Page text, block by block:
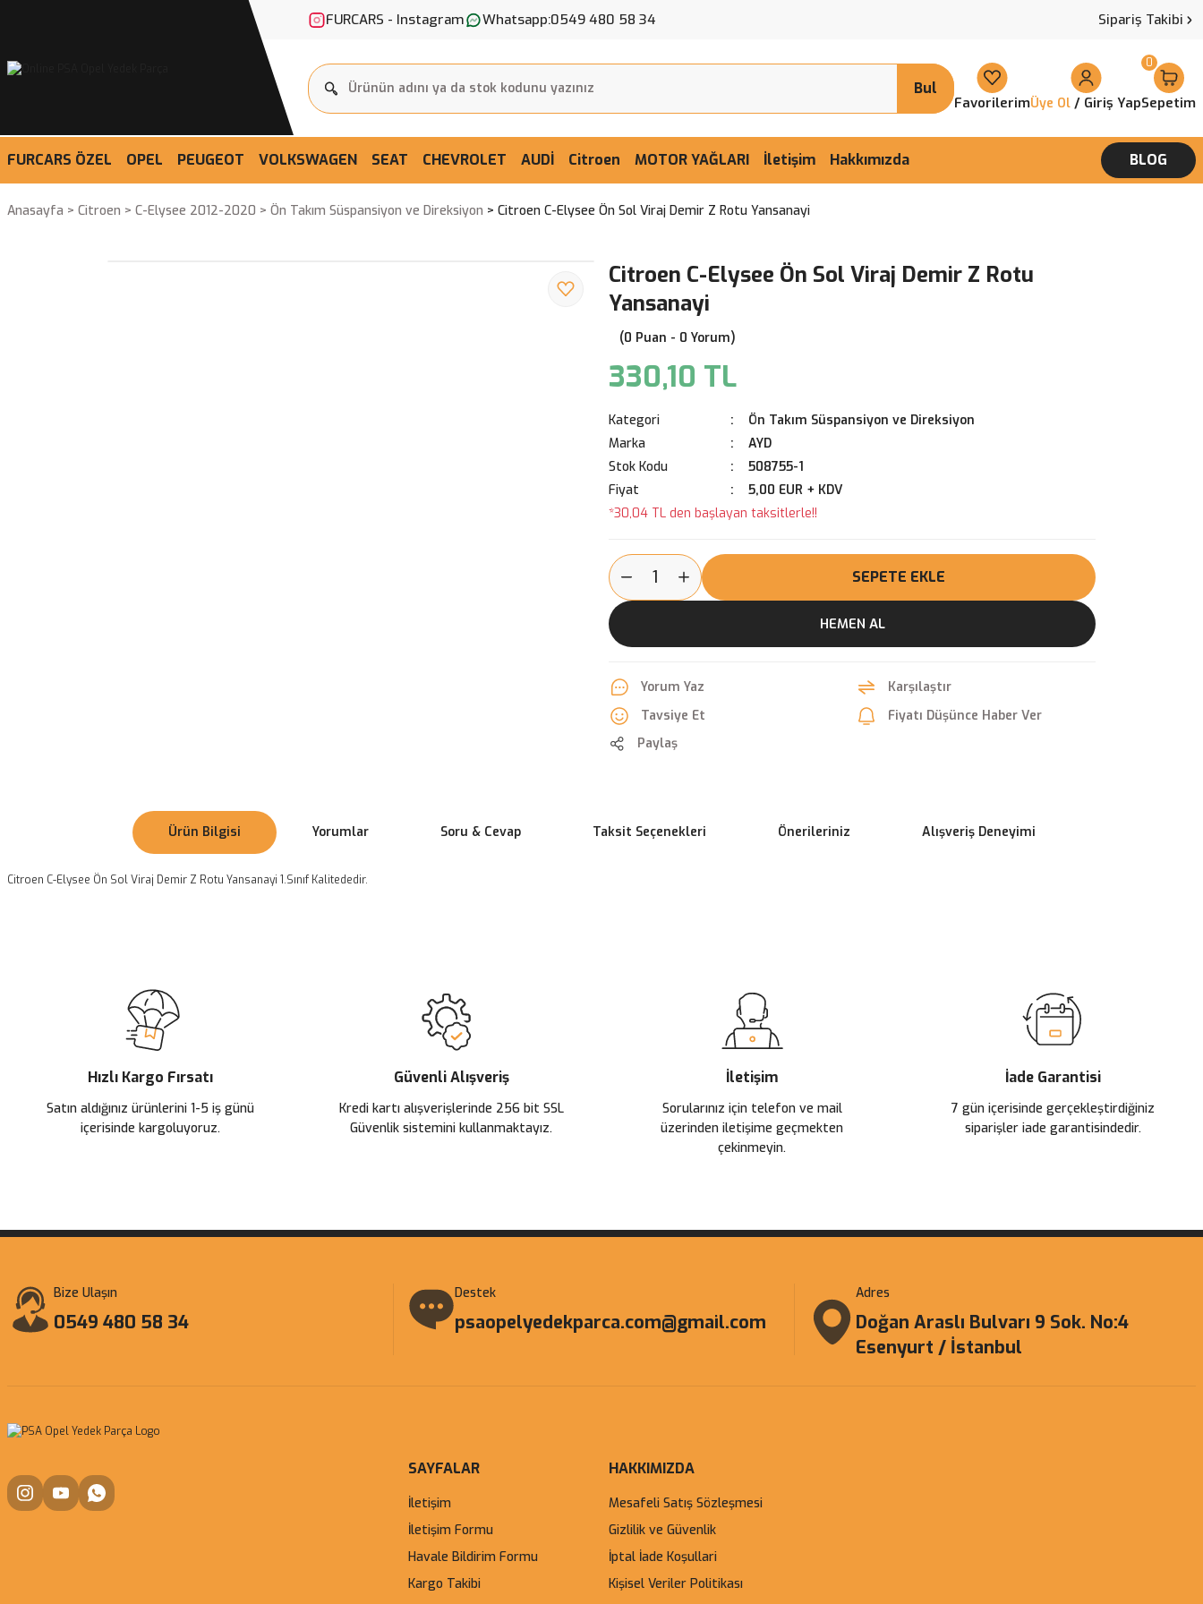
FURCARS - Instagram Whatsapp:0549 480 58 34 Sipariş Takibi
Bul
FavorilerimÜye Ol / Giriş YapSepetim
0
FURCARS ÖZEL OPEL PEUGEOT VOLKSWAGEN SEAT CHEVROLET AUDİ Citroen MOTOR YAĞLARI İletişim Hakkımızda BLOG
Anasayfa Citroen C-Elysee 2012-2020 Ön Takım Süspansiyon ve Direksiyon Citroen C-Elysee Ön Sol Viraj Demir Z Rotu Yansanayi
Citroen C-Elysee Ön Sol Viraj Demir Z Rotu
Yansanayi
(0 Puan - 0 Yorum)
330,10 TL
Kategori
Ön Takım Süspansiyon ve Direksiyon
Marka
AYD
Stok Kodu
508755-1
Fiyat
5,00 EUR + KDV
*30,04 TL den başlayan taksitlerle!!
SEPETE EKLE
HEMEN AL
Yorum Yaz
Karşılaştır
Tavsiye Et
Fiyatı Düşünce Haber Ver
Paylaş
Ürün Bilgisi Yorumlar Soru & Cevap Taksit Seçenekleri Önerileriniz Alışveriş Deneyimi
Citroen C-Elysee Ön Sol Viraj Demir Z Rotu Yansanayi 1.Sınıf Kalitededir.
Ürün açıklamasında eksik bilgiler bulunuyor.
Ürün bilgilerinde hatalar bulunuyor.
Ürün fiyatı diğer sitelerden daha pahalı.
Bu ürüne benzer farklı alternatifler olmalı.
Hızlı Kargo Fırsatı
Satın aldığınız ürünlerini 1-5 iş günü
içerisinde kargoluyoruz.
Güvenli Alışveriş
Kredi kartı alışverişlerinde 256 bit SSL
Güvenlik sistemini kullanmaktayız.
İletişim
Sorularınız için telefon ve mail
üzerinden iletişime geçmekten
çekinmeyin.
İade Garantisi
7 gün içerisinde gerçekleştirdiğiniz
siparişler iade garantisindedir.
Bize Ulaşın
0549 480 58 34
Destek
psaopelyedekparca.com@gmail.com
Adres
Doğan Araslı Bulvarı 9 Sok. No:4
Esenyurt / İstanbul
SAYFALAR
İletişim
İletişim Formu
Havale Bildirim Formu
Kargo Takibi
HAKKIMIZDA
Mesafeli Satış Sözleşmesi
Gizlilik ve Güvenlik
İptal İade Koşullari
Kişisel Veriler Politikası